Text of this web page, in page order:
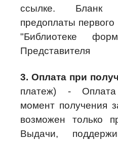
ссылке. Бланк
предоплаты первого
"Библиотеке
Представителя
3. Оплата при
платеж) -
момент получения
возможен только
Выдачи,